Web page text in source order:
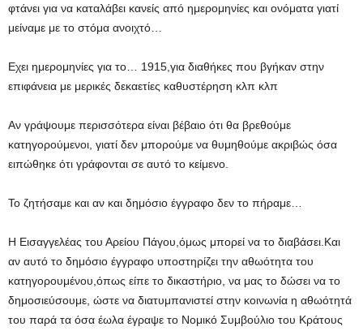
φτάνει για να καταλάβει κανείς από ημερομηνίες και ονόματα γιατί
μείναμε με το στόμα ανοιχτό…
Εχει ημερομηνίες για το… 1915,για διαθήκες που βγήκαν στην
επιφάνεια με μερικές δεκαετίες καθυστέρηση κλπ κλπ
Αν γράψουμε περισσότερα είναι βέβαιο ότι θα βρεθούμε
κατηγορούμενοι, γιατί δεν μπορούμε να θυμηθούμε ακριβώς όσα
ειπώθηκε ότι γράφονται σε αυτό το κείμενο.
Το ζητήσαμε και αν και δημόσιο έγγραφο δεν το πήραμε…
Η Εισαγγελέας του Αρείου Πάγου,όμως μπορεί να το διαβάσει.Και
αν αυτό το δημόσιο έγγραφο υποστηρίζει την αθωότητα του
κατηγορουμένου,όπως είπε το δικαστήριο, να μας το δώσει να το
δημοσιεύσουμε, ώστε να διατυμπανιστεί στην κοινωνία η αθωότητά
του παρά τα όσα έωλα έγραψε το Νομικό Συμβούλιο του Κράτους